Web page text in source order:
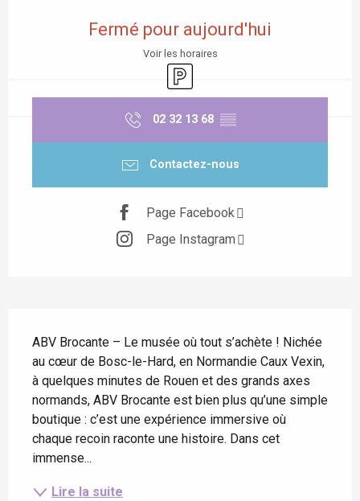
Fermé pour aujourd'hui
Voir les horaires
Parking
02 32 13 68 ▒▒
Contactez-nous
Page Facebook
Page Instagram
ABV Brocante – Le musée où tout s’achète ! Nichée
au cœur de Bosc-le-Hard, en Normandie Caux Vexin,
à quelques minutes de Rouen et des grands axes
normands, ABV Brocante est bien plus qu’une simple
boutique : c’est une expérience immersive où
chaque recoin raconte une histoire. Dans cet
immense...
Lire la suite